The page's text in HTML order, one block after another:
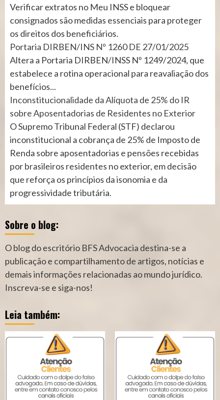
Verificar extratos no Meu INSS e bloquear
consignados são medidas essenciais para proteger
os direitos dos beneficiários.
Portaria DIRBEN/INS Nº 1260 DE 27/01/2025
Altera a Portaria DIRBEN/INSS Nº 1249/2024, que
estabelece a rotina operacional para reavaliação dos
benefícios...
Inconstitucionalidade da Alíquota de 25% do IR
sobre Aposentadorias de Residentes no Exterior
O Supremo Tribunal Federal (STF) declarou
inconstitucional a cobrança de 25% de Imposto de
Renda sobre aposentadorias e pensões recebidas
por brasileiros residentes no exterior, em decisão
que reforça os princípios da isonomia e da
progressividade tributária.
Sobre o blog:
O blog do escritório BFS Advocacia destina-se a
publicação e compartilhamento de artigos, notícias e
demais informações relacionadas ao mundo jurídico.
Inscreva-se e siga-nos!
Leia também: